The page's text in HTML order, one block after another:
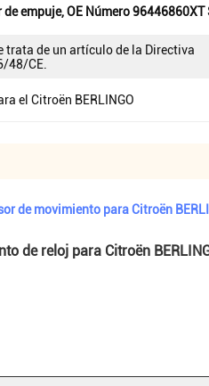
de empuje,OE Número
trata de un artículo de la Directiva
48/CE.
el Citroën BERLINGO
de movimiento para Citroën
de reloj para Citroën